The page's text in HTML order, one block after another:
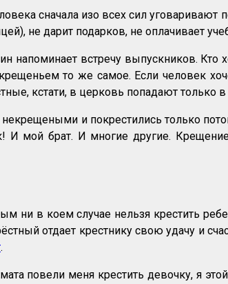
сначала изо всех сил
не дарит подарков, не оплачивает
напоминает встречу выпускников.
то же самое. Если человек
кстати, в церковь попадают только
и покрестились только
И мой брат. И многие другие.
ни в коем случае нельзя крестить
отдает крестнику свою удачу и
.
повели меня крестить девочку, я